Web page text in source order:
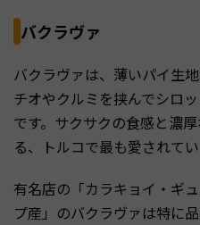
バクラヴァ
バクラヴァは、薄いパイ生
チオやクルミを挟んでシロ
です。サクサクの食感と濃
る、トルコで最も愛されて
有名店の「カラキョイ・ギ
プ産」のバクラヴァは特に